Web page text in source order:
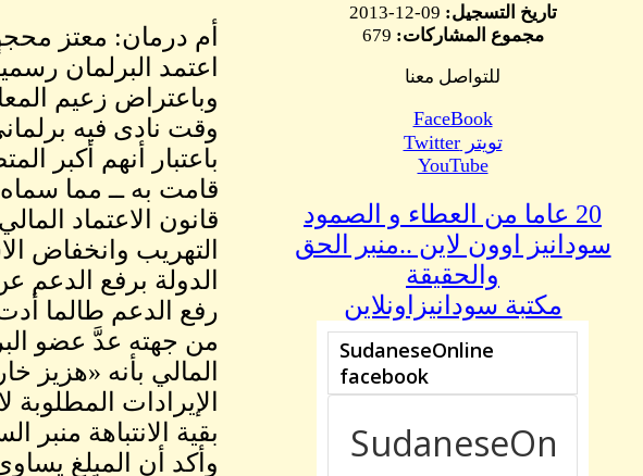
تاريخ التسجيل:
مجموع المشاركات:
للتواصل معنا
FaceBook
تويتر Twitter
YouTube
20 عاما من العطاء و الصمود
سودانيز اوون لاين ..منبر الحق
والحقيقة
مكتبة سودانيزاونلاين
أم درمان: معتز
اعتمد البرلمان
وباعتراض زعيم
وقت نادى فيه
باعتبار أنهم أكبر
قامت به ــ مما سماه
قانون الاعتماد
التهريب وانخفاض
الدولة برفع
رفع الدعم طالما
من جهته عدَّ عضو
المالي بأنه «هزيز
الإيرادات
بقية الانتباهة منبر